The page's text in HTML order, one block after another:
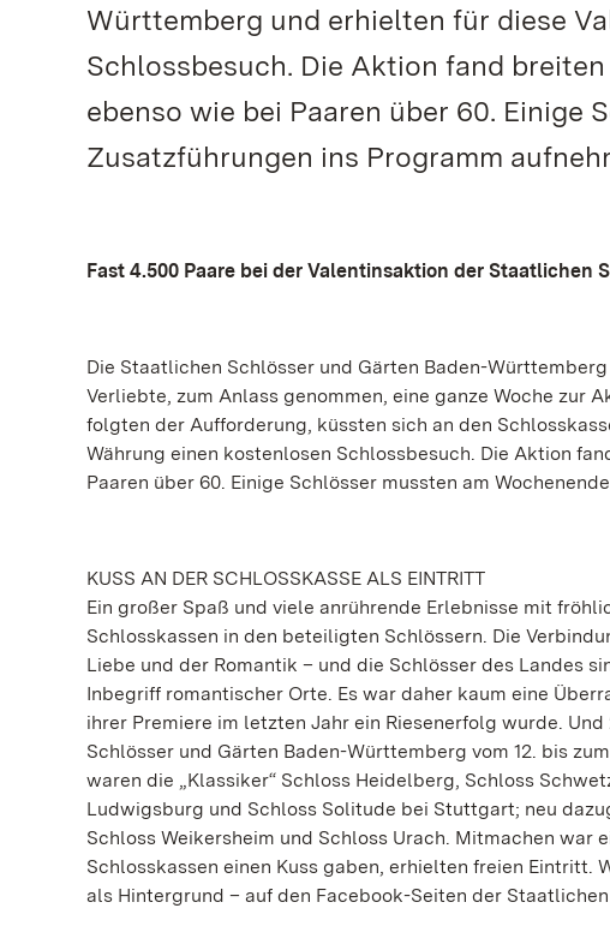
Württemberg und erhielten für diese
Schlossbesuch. Die Aktion fand
ebenso wie bei Paaren über 60. Einige
Zusatzführungen ins Programm
Fast 4.500 Paare bei der Valentinsaktion der Staatlichen
Die Staatlichen Schlösser und Gärten Baden-
Verliebte, zum Anlass genommen, eine ganze Woche zur
folgten der Aufforderung, küssten sich an den
Währung einen kostenlosen Schlossbesuch. Die Aktion
Paaren über 60. Einige Schlösser mussten am
KUSS AN DER SCHLOSSKASSE ALS EINTRITT
Ein großer Spaß und viele anrührende Erlebnisse mit
Schlosskassen in den beteiligten Schlössern. Die
Liebe und der Romantik – und die Schlösser des Landes
Inbegriff romantischer Orte. Es war daher kaum eine
ihrer Premiere im letzten Jahr ein Riesenerfolg wurde.
Schlösser und Gärten Baden-Württemberg vom 12. bis
waren die „Klassiker“ Schloss Heidelberg, Schloss
Ludwigsburg und Schloss Solitude bei Stuttgart; neu
Schloss Weikersheim und Schloss Urach. Mitmachen war
Schlosskassen einen Kuss gaben, erhielten freien Eintritt.
als Hintergrund – auf den Facebook-Seiten der